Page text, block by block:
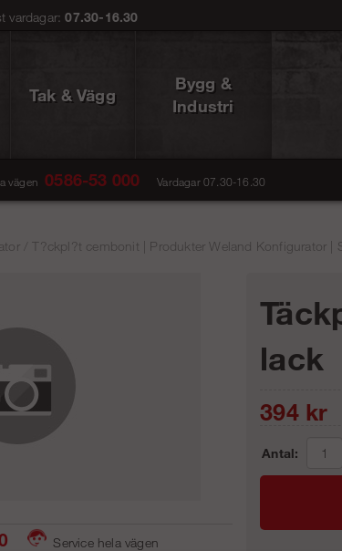
vardagar:07.30-16.30
Tak & Vägg
Bygg &
Industri
vägen 0586-53 000 Vardagar 07.30-16.30
/T?ckpl?t cembonit | Produkter Weland Konfigurator |
Service hela vägen
lack
394kr
Antal: